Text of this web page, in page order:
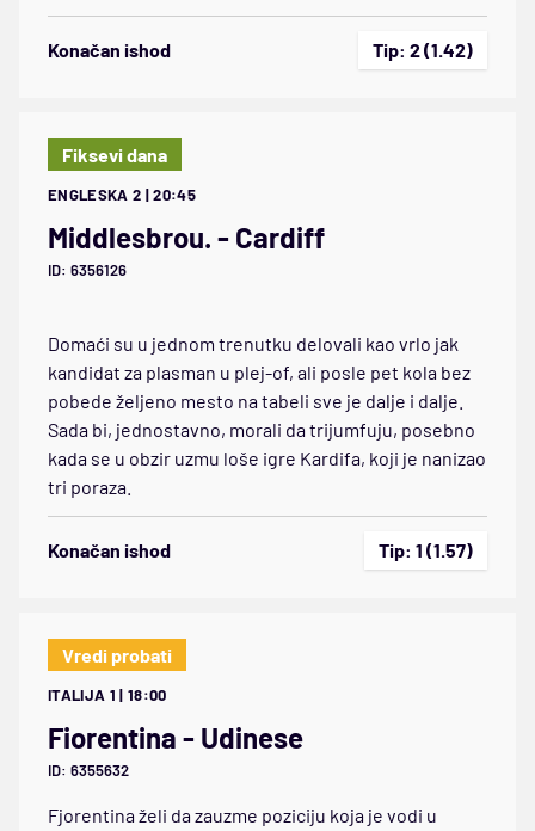
Konačan ishod Tip: 2 (1.42)
Fiksevi dana
ENGLESKA 2 | 20:45
Middlesbrou. - Cardiff
ID: 6356126
Domaći su u jednom trenutku delovali kao vrlo jak
kandidat za plasman u plej-of, ali posle pet kola bez
pobede željeno mesto na tabeli sve je dalje i dalje.
Sada bi, jednostavno, morali da trijumfuju, posebno
kada se u obzir uzmu loše igre Kardifa, koji je nanizao
tri poraza.
Konačan ishod Tip: 1 (1.57)
Vredi probati
ITALIJA 1 | 18:00
Fiorentina - Udinese
ID: 6355632
Fjorentina želi da zauzme poziciju koja je vodi u